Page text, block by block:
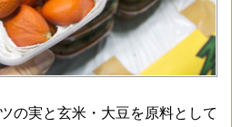
の実と玄米・大豆を原料として